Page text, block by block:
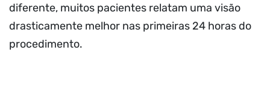
diferente, muitos pacientes relatam uma visão
drasticamente melhor nas primeiras 24 horas do
procedimento.